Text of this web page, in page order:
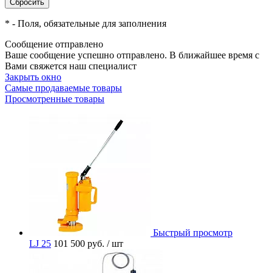
* - Поля, обязательные для заполнения
Сообщение отправлено
Ваше сообщение успешно отправлено. В ближайшее время с
Вами свяжется наш специалист
Закрыть окно
Самые продаваемые товары
Просмотренные товары
Быстрый просмотр
LJ 25 101 500 руб. / шт